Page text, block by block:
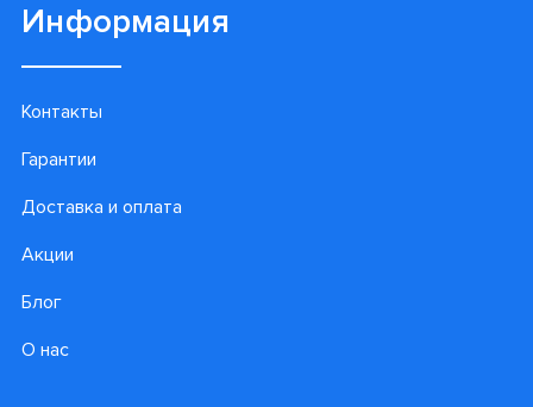
Информация
Контакты
Гарантии
Доставка и оплата
Акции
Блог
О нас